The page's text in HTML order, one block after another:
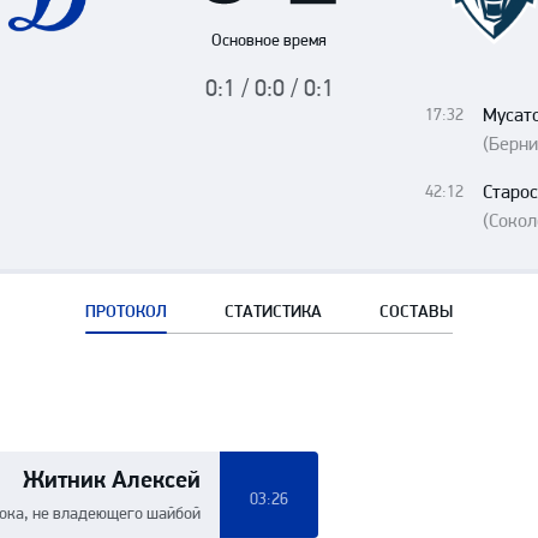
Амур
Основное время
0:1 / 0:0 / 0:1
17:32
42:12
ПРОТОКОЛ СТАТИСТИКА СОСТАВЫ
Житник Алексей
не владеющего шайбой
03:26